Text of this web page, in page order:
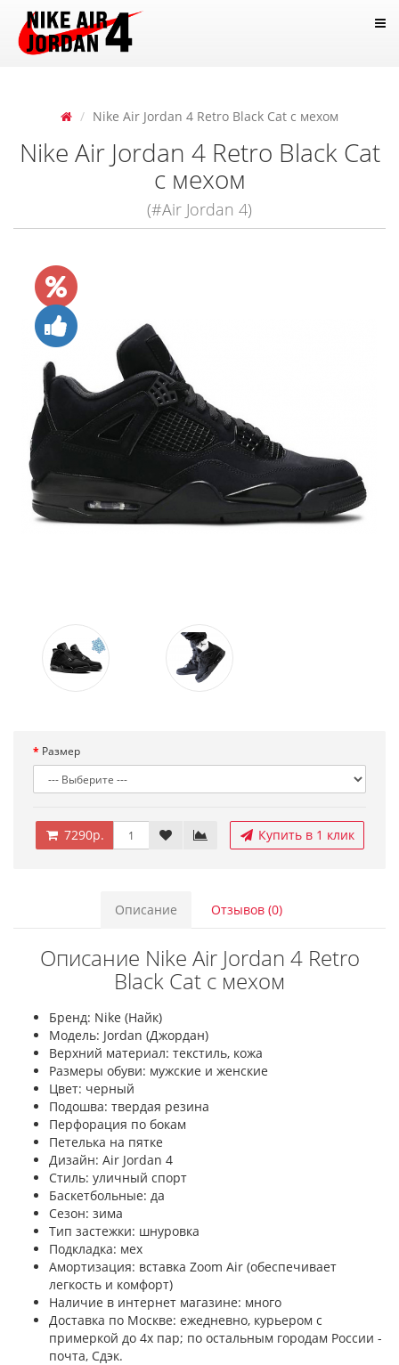
Nike Air Jordan 4 Retro Black Cat с мехом
Nike Air Jordan 4 Retro Black Cat
с мехом
(#Air Jordan 4)
Размер
7290р. Купить в 1 клик
Описание Отзывов (0)
Описание Nike Air Jordan 4 Retro
Black Cat с мехом
Бренд: Nike (Найк)
Модель: Jordan (Джордан)
Верхний материал: текстиль, кожа
Размеры обуви: мужские и женские
Цвет: черный
Подошва: твердая резина
Перфорация по бокам
Петелька на пятке
Дизайн: Air Jordan 4
Стиль: уличный спорт
Баскетбольные: да
Сезон: зима
Тип застежки: шнуровка
Подкладка: мех
Амортизация: вставка Zoom Air (обеспечивает
легкость и комфорт)
Наличие в интернет магазине: много
Доставка по Москве: ежедневно, курьером с
примеркой до 4х пар; по остальным городам России -
почта, Сдэк.